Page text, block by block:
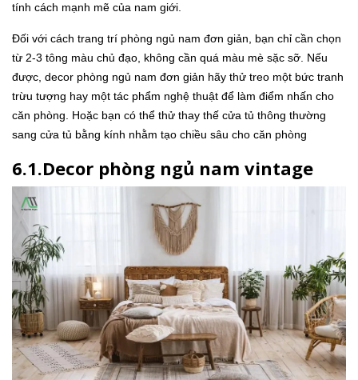
tính cách mạnh mẽ của nam giới.
Đối với cách trang trí phòng ngủ nam đơn giản, bạn chỉ cần chọn
từ 2-3 tông màu chủ đạo, không cần quá màu mè sặc sỡ. Nếu
được, decor phòng ngủ nam đơn giản hãy thử treo một bức tranh
trừu tượng hay một tác phẩm nghệ thuật để làm điểm nhấn cho
căn phòng. Hoặc bạn có thể thử thay thế cửa tủ thông thường
sang cửa tủ bằng kính nhằm tạo chiều sâu cho căn phòng
6.1.Decor phòng ngủ nam vintage